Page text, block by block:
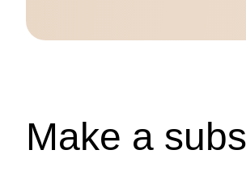
Make a